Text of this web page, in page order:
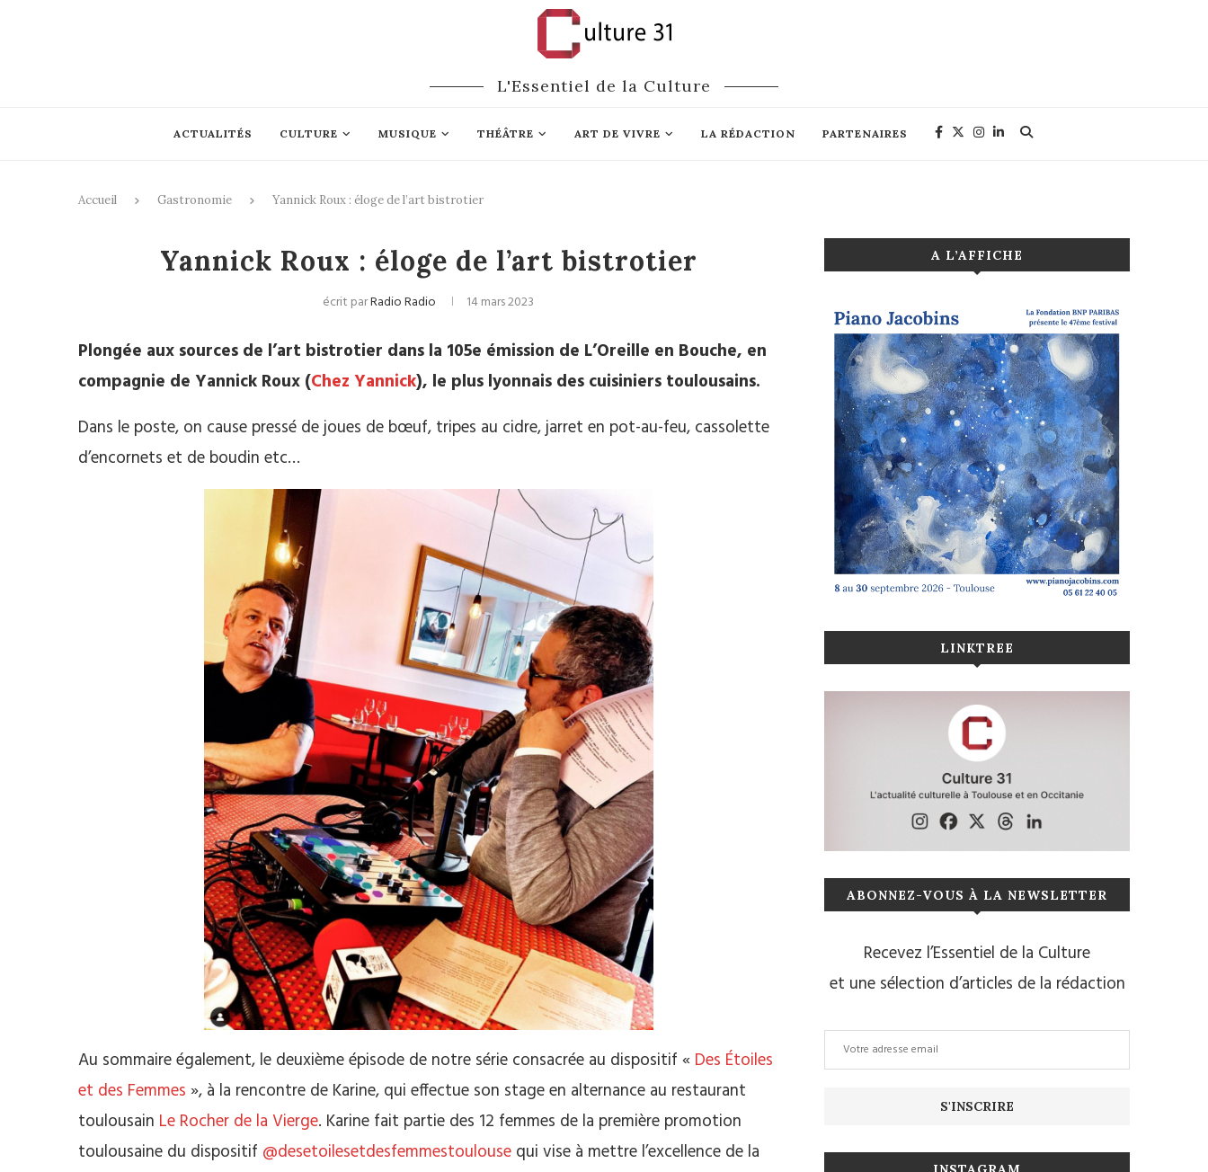
L'Essentiel de la Culture
ACTUALITÉS CULTURE MUSIQUE THÉÂTRE ART DE VIVRE LA RÉDACTION PARTENAIRES
Accueil Gastronomie Yannick Roux : éloge de l’art bistrotier
Yannick Roux : éloge de l’art bistrotier
écrit parRadio Radio 14 mars 2023
Plongée aux sources de l’art bistrotier dans la 105e émission de L’Oreille en Bouche, en
compagnie de Yannick Roux (Chez Yannick), le plus lyonnais des cuisiniers toulousains.
Dans le poste, on cause pressé de joues de bœuf, tripes au cidre, jarret en pot-au-feu, cassolette
d’encornets et de boudin etc…
Au sommaire également, le deuxième épisode de notre série consacrée au dispositif « Des Étoiles
et des Femmes », à la rencontre de Karine, qui effectue son stage en alternance au restaurant
toulousain Le Rocher de la Vierge. Karine fait partie des 12 femmes de la première promotion
toulousaine du dispositif @desetoilesetdesfemmestoulouse qui vise à mettre l’excellence de la
A L’AFFICHE
LINKTREE
ABONNEZ-VOUS À LA NEWSLETTER
Recevez l’Essentiel de la Culture
et une sélection d’articles de la rédaction